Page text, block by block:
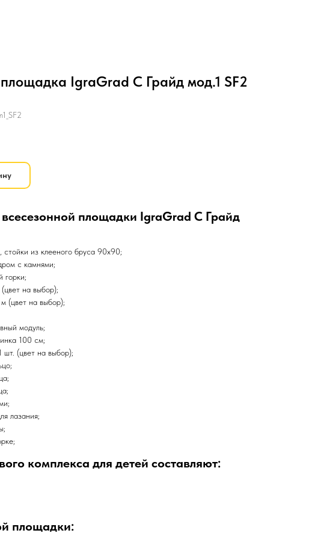
IgraGrad С Грайд мод.1 SF2
площадки IgraGrad C Грайд
стойки из клееного бруса 90х90;
с камнями;
горки;
на выбор);
(цвет на выбор);
модуль;
100 см;
шт. (цвет на выбор);
лазания;
комплекса для детей составляют:
площадки: